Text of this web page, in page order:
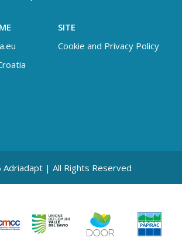
SITE
Cookie and Privacy Policy
| All Rights Reserved